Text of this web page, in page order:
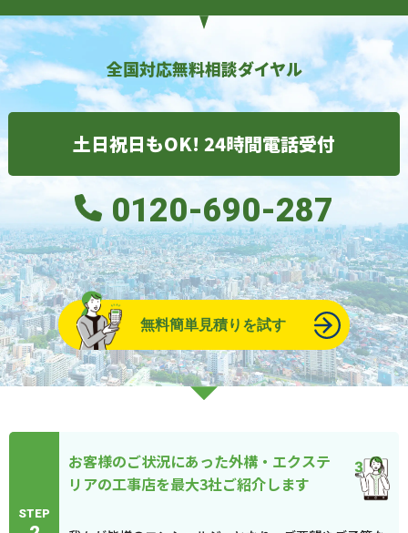
全国対応無料相談ダイヤル
土日祝日もOK! 24時間電話受付
0120-690-287
無料簡単見積りを試す
STEP
お客様のご状況にあった外構・エクステ
リアの工事店を最大3社ご紹介します